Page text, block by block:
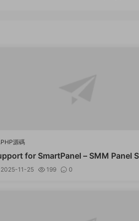
.PHP源碼
for SmartPanel – SMM Panel
2025-11-25 199 0